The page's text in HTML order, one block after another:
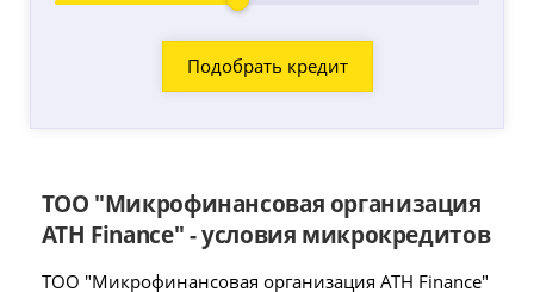
ТОО "Микрофинансовая организация
ATH Finance" - условия микрокредитов
ТОО "Микрофинансовая организация ATH Finance"